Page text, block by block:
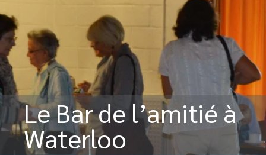
Le Bar de l’amitié à
Waterloo